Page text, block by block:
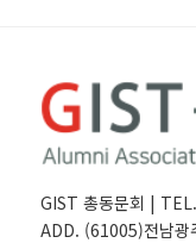
GIST 총동문회 |
ADD. (61005)전남광